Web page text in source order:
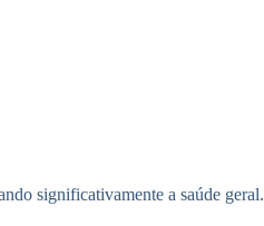
significativamente a saúde geral.